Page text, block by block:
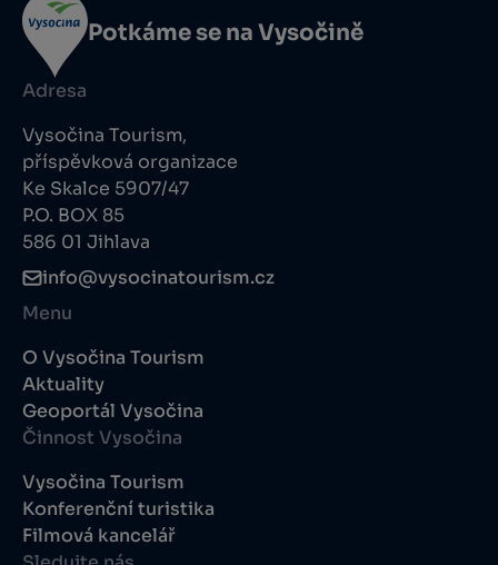
Potkáme se na Vysočině
Adresa
Vysočina Tourism,
příspěvková organizace
Ke Skalce 5907/47
P.O. BOX 85
586 01 Jihlava
info@vysocinatourism.cz
Menu
O Vysočina Tourism
Aktuality
Geoportál Vysočina
Činnost Vysočina
Vysočina Tourism
Konferenční turistika
Filmová kancelář